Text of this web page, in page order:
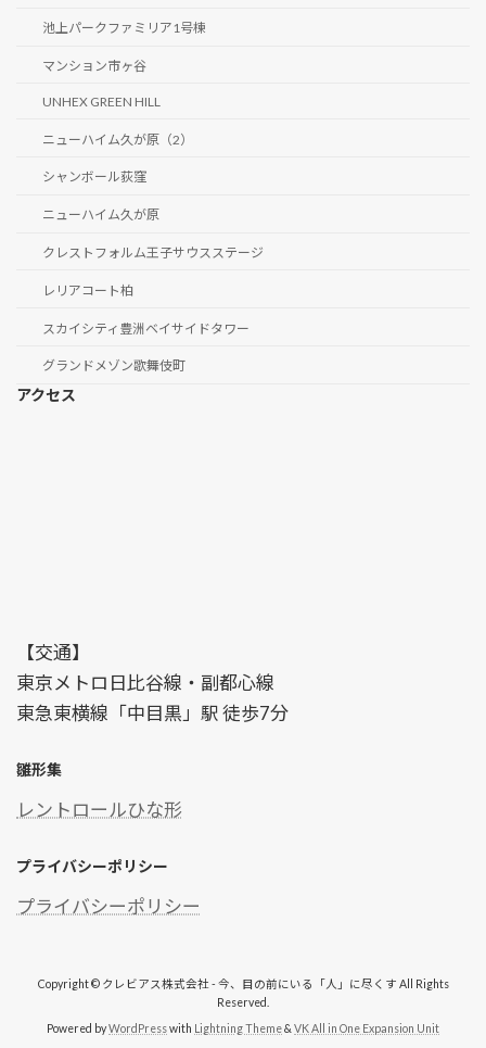
池上パークファミリア1号棟
マンション市ヶ谷
UNHEX GREEN HILL
ニューハイム久が原（2）
シャンボール荻窪
ニューハイム久が原
クレストフォルム王子サウスステージ
レリアコート柏
スカイシティ豊洲ベイサイドタワー
グランドメゾン歌舞伎町
アクセス
【交通】
東京メトロ日比谷線・副都心線
東急東横線「中目黒」駅 徒歩7分
雛形集
レントロールひな形
プライバシーポリシー
プライバシーポリシー
Copyright © クレビアス株式会社 - 今、目の前にいる「人」に尽くす All Rights
Reserved.
Powered byWordPresswith Lightning Theme& VK All in One Expansion Unit